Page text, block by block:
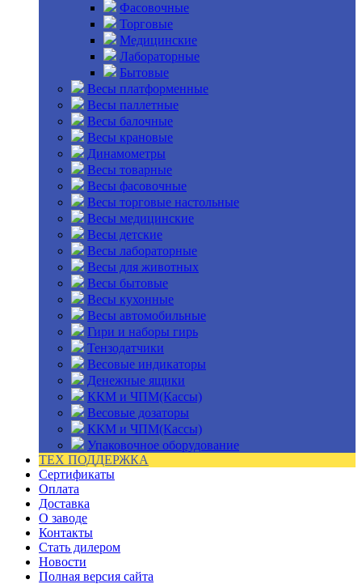
Фасовочные
Торговые
Медицинские
Лабораторные
Бытовые
Весы платформенные
Весы паллетные
Весы балочные
Весы крановые
Динамометры
Весы товарные
Весы фасовочные
Весы торговые настольные
Весы медицинские
Весы детские
Весы лабораторные
Весы для животных
Весы бытовые
Весы кухонные
Весы автомобильные
Гири и наборы гирь
Тензодатчики
Весовые индикаторы
Денежные ящики
ККМ и ЧПМ(Кассы)
Весовые дозаторы
ККМ и ЧПМ(Кассы)
Упаковочное оборудование
ТЕХ ПОДДЕРЖКА
Сертификаты
Оплата
Доставка
О заводе
Контакты
Стать дилером
Новости
Полная версия сайта